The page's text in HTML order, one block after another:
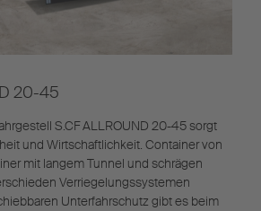
20-45
S.CF ALLROUND 20-45 sorgt
Wirtschaftlichkeit. Container von
mit langem Tunnel und schrägen
Verriegelungssystemen
Unterfahrschutz gibt es beim